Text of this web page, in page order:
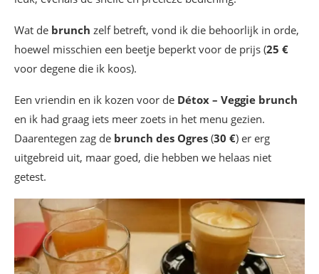
Wat de brunch zelf betreft, vond ik die behoorlijk in orde,
hoewel misschien een beetje beperkt voor de prijs (25 €
voor degene die ik koos).
Een vriendin en ik kozen voor de Détox – Veggie brunch
en ik had graag iets meer zoets in het menu gezien.
Daarentegen zag de brunch des Ogres (30 €) er erg
uitgebreid uit, maar goed, die hebben we helaas niet
getest.